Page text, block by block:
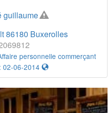
guillaume
86180 Buxerolles
personnelle commerçant
02-06-2014